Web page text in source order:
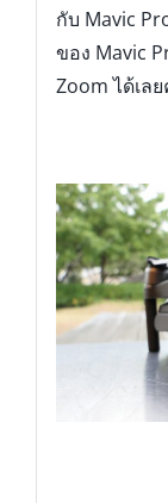
กับ Mavic
ของ Mavic
Zoom ได้เล